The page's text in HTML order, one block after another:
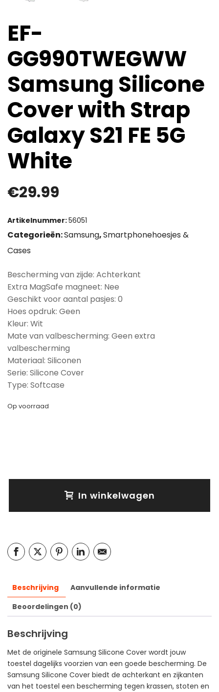
EF-
GG990TWEGWW
Samsung Silicone
Cover with Strap
Galaxy S21 FE 5G
White
€29.99
Artikelnummer:56051
Categorieën:Samsung,Smartphonehoesjes &
Cases
Bescherming van zijde: Achterkant
Extra MagSafe magneet: Nee
Geschikt voor aantal pasjes: 0
Hoes opdruk: Geen
Kleur: Wit
Mate van valbescherming: Geen extra
valbescherming
Materiaal: Siliconen
Serie: Silicone Cover
Type: Softcase
Op voorraad
In winkelwagen
Beschrijving
Aanvullende informatie
Beoordelingen (0)
Beschrijving
Met de originele Samsung Silicone Cover wordt jouw
toestel dagelijks voorzien van een goede bescherming. De
Samsung Silicone Cover biedt de achterkant en zijkanten
van het toestel een bescherming tegen krassen, stoten en